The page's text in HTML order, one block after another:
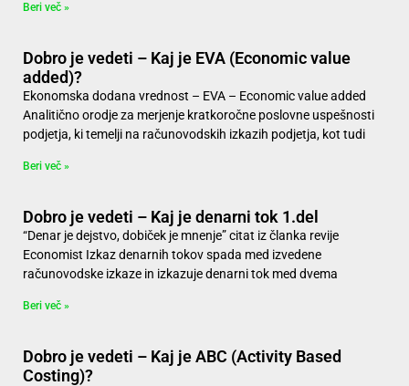
Beri več »
Dobro je vedeti – Kaj je EVA (Economic value
added)?
Ekonomska dodana vrednost – EVA – Economic value added
Analitično orodje za merjenje kratkoročne poslovne uspešnosti
podjetja, ki temelji na računovodskih izkazih podjetja, kot tudi
Beri več »
Dobro je vedeti – Kaj je denarni tok 1.del
“Denar je dejstvo, dobiček je mnenje” citat iz članka revije
Economist Izkaz denarnih tokov spada med izvedene
računovodske izkaze in izkazuje denarni tok med dvema
Beri več »
Dobro je vedeti – Kaj je ABC (Activity Based
Costing)?